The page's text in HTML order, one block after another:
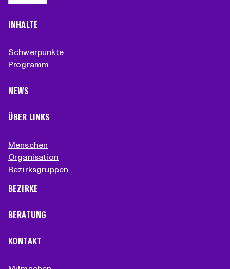
auswählen
INHALTE
Schwerpunkte
Programm
NEWS
ÜBER LINKS
Menschen
Organisation
Bezirksgruppen
BEZIRKE
BERATUNG
KONTAKT